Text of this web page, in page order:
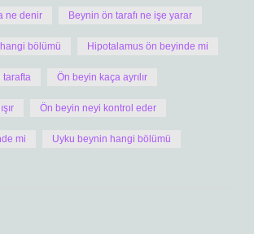
ne denir Beynin ön tarafı ne işe yarar
bölümü Hipotalamus ön beyinde mi
tarafta Ön beyin kaça ayrılır
Ön beyin neyi kontrol eder
mi Uyku beynin hangi bölümü